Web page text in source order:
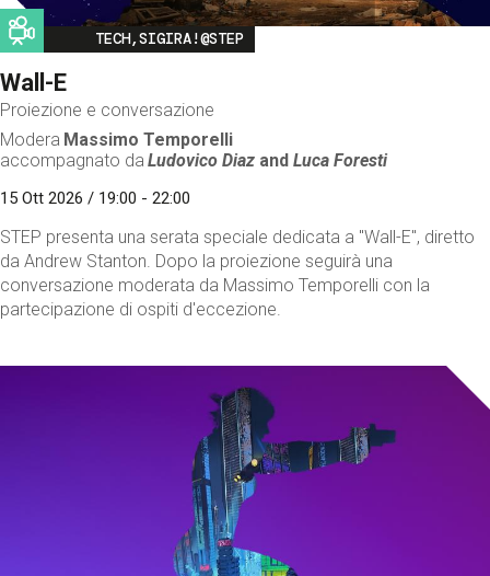
Image
TECH,SIGIRA!@STEP
Wall-E
Proiezione e conversazione
Modera Massimo Temporelli
accompagnato da Ludovico Diaz andLuca Foresti
15 Ott 2026 / 19:00 - 22:00
STEP presenta una serata speciale dedicata a "Wall-E", diretto
da Andrew Stanton. Dopo la proiezione seguirà una
conversazione moderata da Massimo Temporelli con la
partecipazione di ospiti d'eccezione.